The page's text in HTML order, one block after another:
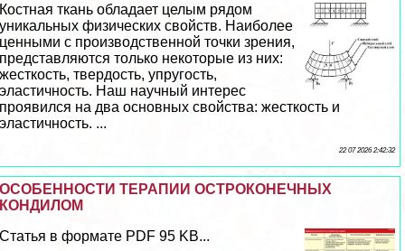
Костная ткань обладает целым рядом
уникальных физических свойств. Наиболее
ценными с производственной точки зрения,
представляются только некоторые из них:
жесткость, твердость, упругость,
эластичность. Наш научный интерес
проявился на два основных свойства: жесткость и
эластичность. ...
22 07 2026 2:42:32
ОСОБЕННОСТИ ТЕРАПИИ ОСТРОКОНЕЧНЫХ
КОНДИЛОМ
Статья в формате PDF 95 KB...